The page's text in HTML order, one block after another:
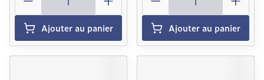
Ajouter au panier Ajouter au panier